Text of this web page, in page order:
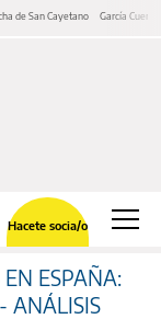
de San Cayetano García Cuerva
Hacete socia/o
ESPAÑA:
ANÁLISIS